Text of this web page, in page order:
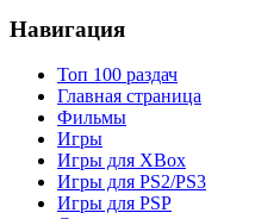
Навигация
Топ 100 раздач
Главная страница
Фильмы
Игры
Игры для XBox
Игры для PS2/PS3
Игры для PSP